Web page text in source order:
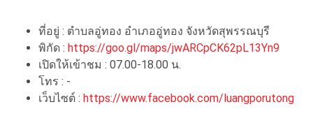
ที่อยู่ : ตำบลอู่ทอง อำเภออู่ทอง จังหวัดสุพรรณบุรี
พิกัด : https://goo.gl/maps/jwARCpCK62pL13Yn9
เปิดให้เข้าชม : 07.00-18.00 น.
โทร : -
เว็บไซต์ : https://www.facebook.com/luangporutong